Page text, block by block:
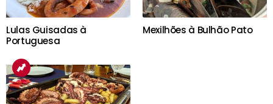
Lulas Guisadas à
Portuguesa
Mexilhões à Bulhão Pato